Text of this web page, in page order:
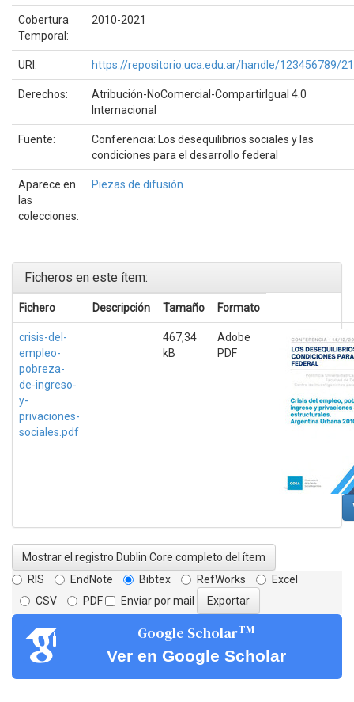
Cobertura
Temporal:
2010-2021
URI: https://repositorio.uca.edu.ar/handle/123456789/
Derechos:
Atribución-NoComercial-CompartirIgual 4.0
Internacional
Fuente:
Conferencia: Los desequilibrios sociales y las
condiciones para el desarrollo federal
Aparece en
las
colecciones:
Piezas de difusión
Ficheros en este ítem:
Fichero Descripción Tamaño Formato
crisis-del-
empleo-
pobreza-
de-ingreso-
y-
privaciones-
sociales.pdf
467,34
kB
Adobe
PDF
Mostrar el registro Dublin Core completo del ítem
RIS
EndNote Bibtex RefWorks
Excel
CSV
PDF Enviar por mail
Google ScholarTM
Ver en Google Scholar